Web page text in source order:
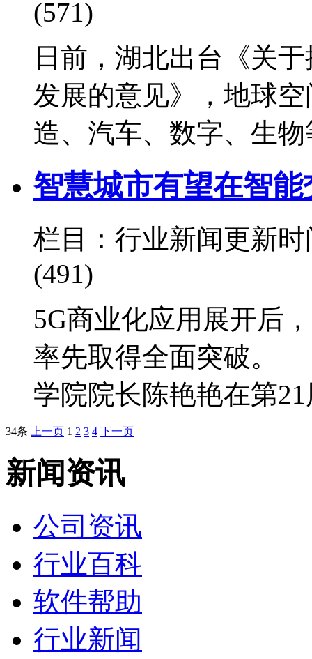
(571)
日前，湖北出台《关
发展的意见》，地球
造、汽车、数字、生
智慧城市有望在智
栏目：行业新闻更新时
(491)
5G商业化应用展开后
率先取得全面突破。
学院院长陈艳艳在第
34条 上一页 1 2 3 4 下一页
新闻资讯
公司资讯
行业百科
软件帮助
行业新闻